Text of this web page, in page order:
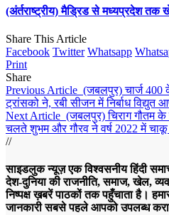
(अंर्तराष्ट्रीय) मैड्रिड से मध्यप्रदेश
Share This Article
Facebook Twitter Whatsapp
Print
Share
Previous Article (जबलपुर) चार्ज 400
ट्रांसको ने, रबी सीजन में निर्बाध विद्युत
Next Article (जबलपुर) चिराग गौतम के
चलते शुभम और गौरव ने वर्ष 2022 में चाकू
//
साइडलुक न्यूज़ एक विश्वसनीय हिंदी
देश-दुनिया की राजनीति, समाज, खेल,
निष्पक्ष ख़बरें पाठकों तक पहुँचाता है।
जानकारी सबसे पहले आपको उपलब्ध